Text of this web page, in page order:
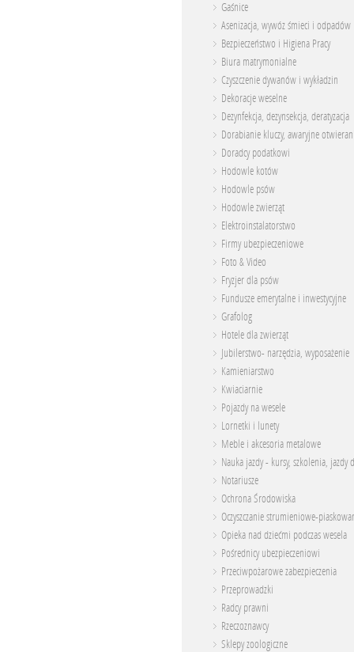
Gaśnice
Asenizacja, wywóz śmieci i odpadów
Bezpieczeństwo i Higiena Pracy
Biura matrymonialne
Czyszczenie dywanów i wykładzin
Dekoracje weselne
Dezynfekcja, dezynsekcja, deratyzacja
Dorabianie kluczy, awaryjne
Doradcy podatkowi
Hodowle kotów
Hodowle psów
Hodowle zwierząt
Elektroinstalatorstwo
Firmy ubezpieczeniowe
Foto & Video
Fryzjer dla psów
Fundusze emerytalne i inwestycyjne
Grafolog
Hotele dla zwierząt
Jubilerstwo- narzędzia, wyposażenie
Kamieniarstwo
Kwiaciarnie
Pojazdy na wesele
Lornetki i lunety
Meble i akcesoria metalowe
Nauka jazdy - kursy, szkolenia, jazdy
Notariusze
Ochrona Środowiska
Oczyszczanie strumieniowe-
Opieka nad dziećmi podczas wesela
Pośrednicy ubezpieczeniowi
Przeciwpożarowe zabezpieczenia
Przeprowadzki
Radcy prawni
Rzeczoznawcy
Sklepy zoologiczne